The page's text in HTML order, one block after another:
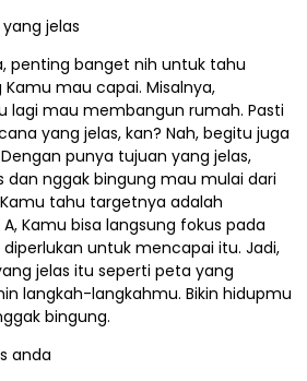
jelas
penting banget nih untuk tahu
mau capai. Misalnya,
lagi mau membangun rumah. Pasti
yang jelas, kan? Nah, begitu juga
punya tujuan yang jelas,
dan nggak bingung mau mulai dari
tahu targetnya adalah
Kamu bisa langsung fokus pada
untuk mencapai itu. Jadi,
jelas itu seperti peta yang
langkah-langkahmu. Bikin hidupmu
bingung.
anda